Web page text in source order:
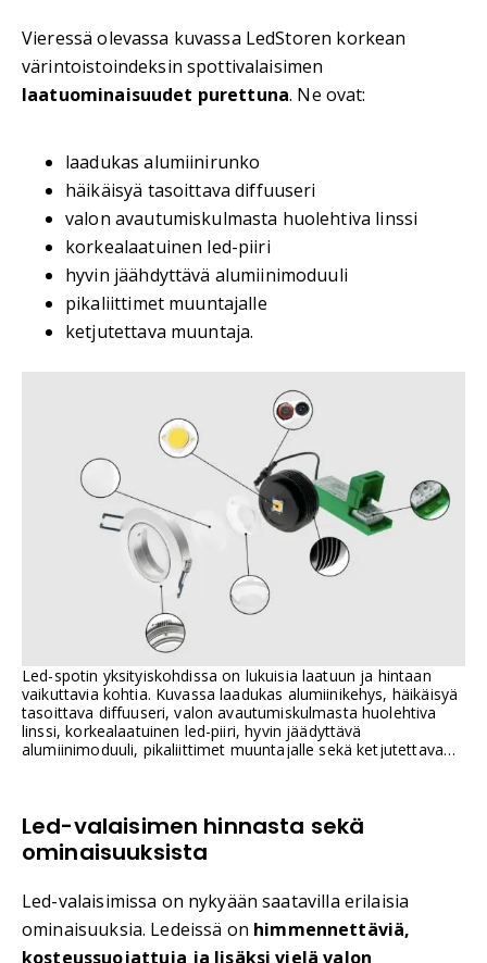
Vieressä olevassa kuvassa LedStoren korkean
värintoistoindeksin spottivalaisimen
laatuominaisuudet purettuna. Ne ovat:
laadukas alumiinirunko
häikäisyä tasoittava diffuuseri
valon avautumiskulmasta huolehtiva linssi
korkealaatuinen led-piiri
hyvin jäähdyttävä alumiinimoduuli
pikaliittimet muuntajalle
ketjutettava muuntaja.
Led-spotin yksityiskohdissa on lukuisia laatuun ja hintaan
vaikuttavia kohtia. Kuvassa laadukas alumiinikehys, häikäisyä
tasoittava diffuuseri, valon avautumiskulmasta huolehtiva
linssi, korkealaatuinen led-piiri, hyvin jäädyttävä
alumiinimoduuli, pikaliittimet muuntajalle sekä ketjutettava
Led-valaisimen hinnasta sekä
ominaisuuksista
Led-valaisimissa on nykyään saatavilla erilaisia
ominaisuuksia. Ledeissä on himmennettäviä,
kosteussuojattuja ja lisäksi vielä valon